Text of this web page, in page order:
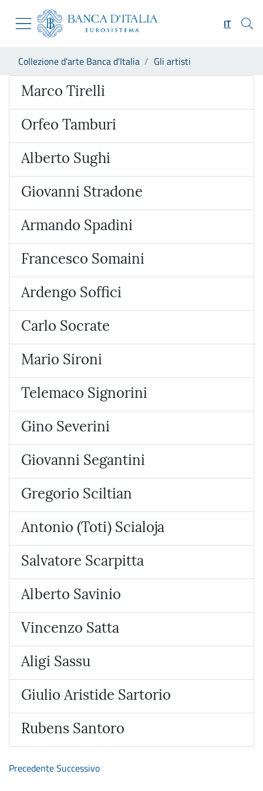
Skip to Main Content
Vai al sito istituzionale
Vai al menu di navigazione
Vai alla ricerca
Vai al footer
IT
Collezione d'arte Banca d'Italia Gli artisti
Artista
Marco Tirelli
Orfeo Tamburi
Alberto Sughi
Giovanni Stradone
Armando Spadini
Francesco Somaini
Ardengo Soffici
Carlo Socrate
Mario Sironi
Telemaco Signorini
Gino Severini
Giovanni Segantini
Gregorio Sciltian
Antonio (Toti) Scialoja
Salvatore Scarpitta
Alberto Savinio
Vincenzo Satta
Aligi Sassu
Giulio Aristide Sartorio
Rubens Santoro
PrecedenteSuccessivo